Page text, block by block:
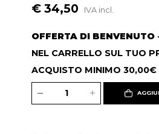
€ 34,50 IVA incl.
OFFERTA DI BENVENUTO
NEL CARRELLO SUL TUO
ACQUISTO MINIMO 30,00€